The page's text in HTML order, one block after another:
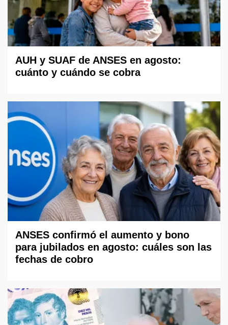
AUH y SUAF de ANSES en agosto:
cuánto y cuándo se cobra
ANSES confirmó el aumento y bono
para jubilados en agosto: cuáles son las
fechas de cobro